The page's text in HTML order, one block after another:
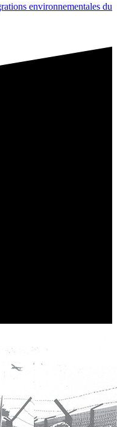
environnementales du